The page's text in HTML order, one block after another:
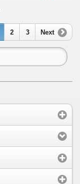
2 3 Next